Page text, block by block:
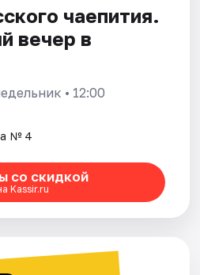
чаепития.
вечер в
• 12:00
№ 4
со скидкой
Kassir.ru